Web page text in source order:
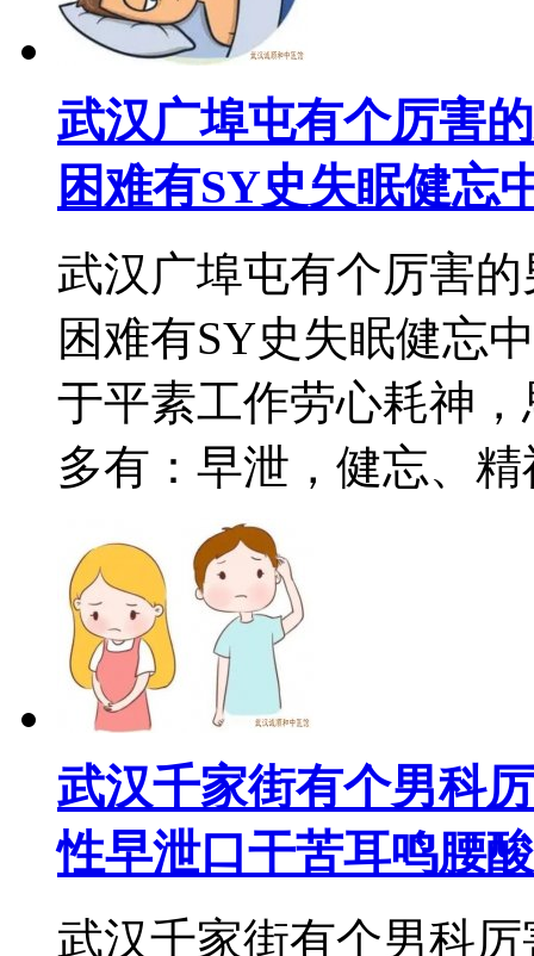
武汉广埠屯有个厉害
困难有SY史失眠健忘
武汉广埠屯有个厉害
困难有SY史失眠健忘
于平素工作劳心耗神
多有：早泄，健忘、
武汉千家街有个男科
性早泄口干苦耳鸣腰酸
武汉千家街有个男科